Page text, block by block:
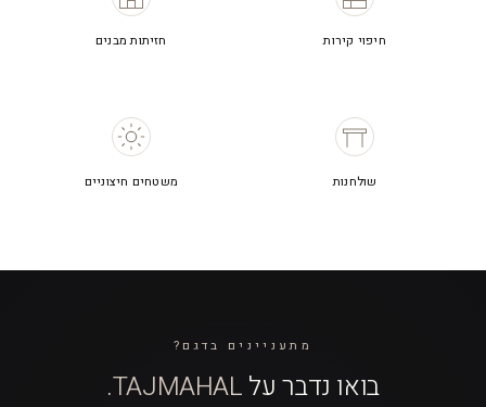
חיפוי קירות חזיתות מבנים
שולחנות משטחים חיצוניים
מתעניינים בדגם?
בואו נדבר על TAJMAHAL
.